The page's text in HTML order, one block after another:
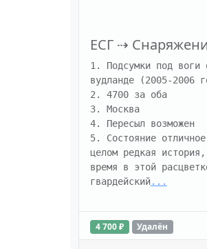
ЕСГ ⇢
1. Подсумки под воги
вудланде (2005-2006
2. 4700 за оба
3. Москва
4. Пересыл возможен
5. Состояние
целом редкая
время в этой
гвардейский...
4 700 ₽ Удалён